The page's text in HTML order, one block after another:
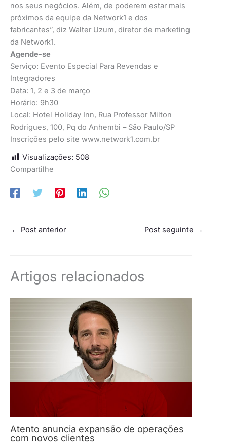
nos seus negócios. Além, de poderem estar mais
próximos da equipe da Network1 e dos
fabricantes”, diz Walter Uzum, diretor de marketing
da Network1.
Agende-se
Serviço: Evento Especial Para Revendas e
Integradores
Data: 1, 2 e 3 de março
Horário: 9h30
Local: Hotel Holiday Inn, Rua Professor Milton
Rodrigues, 100, Pq do Anhembi – São Paulo/SP
Inscrições pelo site www.network1.com.br
Visualizações: 508
Compartilhe
← Post anterior Post seguinte →
Artigos relacionados
Atento anuncia expansão de operações
com novos clientes